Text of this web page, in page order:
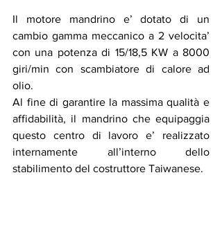
Il motore mandrino e’ dotato di un
cambio gamma meccanico a 2 velocita’
con una potenza di 15/18,5 KW a 8000
giri/min con scambiatore di calore ad
olio.
Al fine di garantire la massima qualità e
affidabilità, il mandrino che equipaggia
que­sto centro di lavoro e’ realizzato
internamen­te all’interno dello
stabilimento del costruttore Taiwanese.